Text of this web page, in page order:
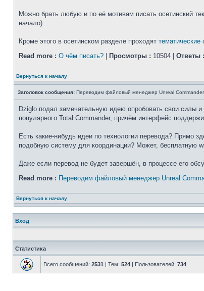
Можно брать любую и по её мотивам писать осетинский
начало).
Кроме этого в осетинском разделе проходят тематические
Read more : О чём писать? Просмотры : 10504 | Ответы :
Вернуться к началу
Заголовок сообщения: Переводим файловый менеджер Unreal Commander
Dziglo подал замечательную идею опробовать свои силы и
популярного Total Commander, причём интерфейс
Есть какие-нибудь идеи по технологии перевода? Прямо
подобную систему для координации? Может, бесплатную
Даже если перевод не будет завершён, в процессе его
Read more : Переводим файловый менеджер Unreal
Вернуться к началу
Вход
Статистика
Всего сообщений: 2531 | Тем: 524 | Пользователей: 734